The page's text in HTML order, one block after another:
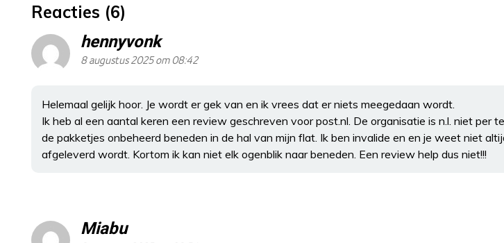
Reacties (6)
hennyvonk
8 augustus 2025 om 08:42
Helemaal gelijk hoor. Je wordt er gek van en ik vrees dat er niets meegedaan wordt.
Ik heb al een aantal keren een review geschreven voor post.nl. De organisatie is n.l. niet per
de pakketjes onbeheerd beneden in de hal van mijn flat. Ik ben invalide en en je weet niet
afgeleverd wordt. Kortom ik kan niet elk ogenblik naar beneden. Een review help dus niet!!!
Miabu